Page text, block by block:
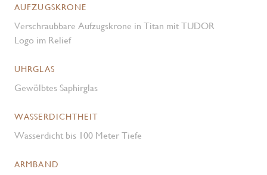
AUFZUGSKRONE
Verschraubbare Aufzugskrone in Titan mit TUDOR
Logo im Relief
UHRGLAS
Gewölbtes Saphirglas
WASSERDICHTHEIT
Wasserdicht bis 100 Meter Tiefe
ARMBAND